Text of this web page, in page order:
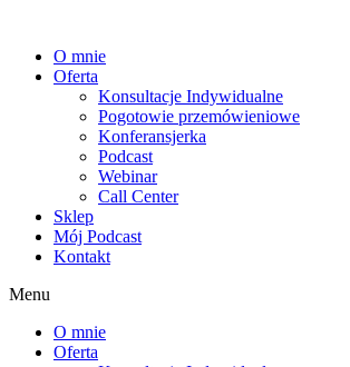
treści
O mnie
Oferta
Konsultacje Indywidualne
Pogotowie przemówieniowe
Konferansjerka
Podcast
Webinar
Call Center
Sklep
Mój Podcast
Kontakt
Menu
O mnie
Oferta